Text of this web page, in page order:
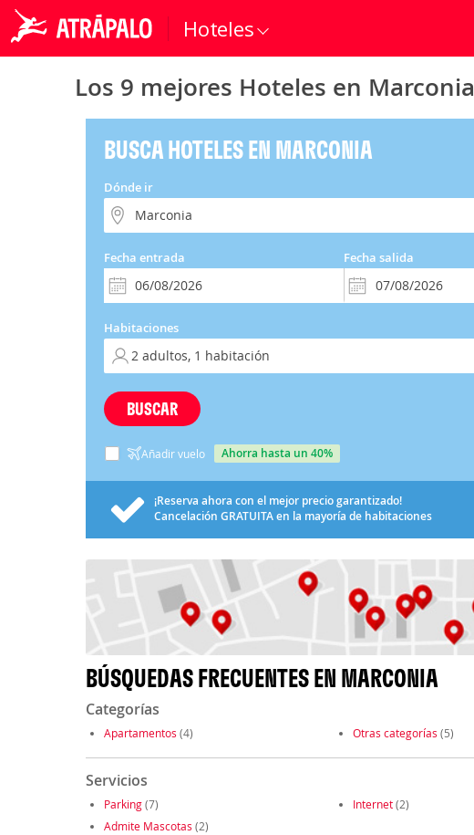
Hoteles
Los 9 mejores Hoteles en Marconia
BUSCA HOTELES EN MARCONIA
Dónde ir
Fecha entrada Fecha salida
Habitaciones
BUSCAR
Añadir vuelo ahorra hasta un 40%
¡Reserva ahora con el mejor precio garantizado!
Cancelación GRATUITAen la mayoría de habitaciones
BÚSQUEDAS FRECUENTES EN MARCONIA
Categorías
Apartamentos (4) Otras categorías (5)
Servicios
Parking(7) Internet(2)
Admite Mascotas (2)